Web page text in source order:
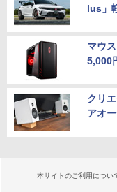
lus」
マウ
5,000
クリ
アオ
本サイトのご利用につい